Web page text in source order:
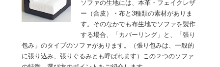
ソファの生地には、本革・フェイクレザ
ー（合皮）・布と3種類の素材がありま
す。そのなかでも布生地でソファを製作
する場合、「カバーリング」と、「張り
包み」のタイプのソファがあります。（張り包みは、一般的
に張り込み、張りぐるみとも呼ばれます）この２つのソファ